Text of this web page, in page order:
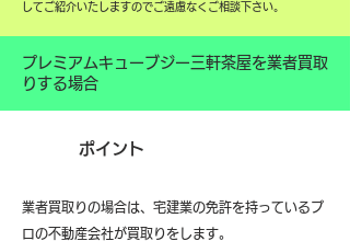
してご紹介いたしますのでご遠慮なくご相談下さい。
プレミアムキューブジー三軒茶屋を業者買取
りする場合
ポイント
業者買取りの場合は、宅建業の免許を持っているプ
ロの不動産会社が買取りをします。